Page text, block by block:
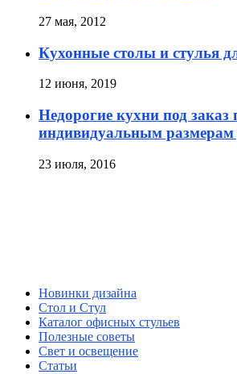
27 мая, 2012
Кухонные столы и стулья
12 июня, 2019
Недорогие кухни под заказ
индивидуальным размерам
23 июля, 2016
Новинки дизайна
Стол и Стул
Каталог офисных стульев
Полезные советы
Свет и освещение
Статьи